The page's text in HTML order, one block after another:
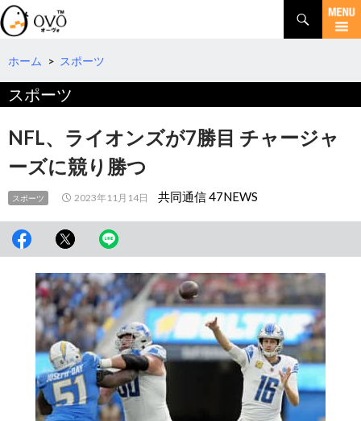
検
索
コ
テ
へ
移
動
ホーム > スポーツ
スポーツ
NFL、ライオンズが7勝目 チャージャ
ーズに競り勝つ
スポーツ 2023年11月14日 共同通信 47NEWS